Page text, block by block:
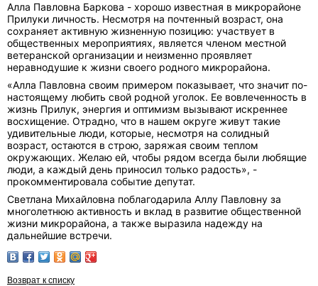
Алла Павловна Баркова - хорошо известная в микрорайоне
Прилуки личность. Несмотря на почтенный возраст, она
сохраняет активную жизненную позицию: участвует в
общественных мероприятиях, является членом местной
ветеранской организации и неизменно проявляет
неравнодушие к жизни своего родного микрорайона.
«Алла Павловна своим примером показывает, что значит по-
настоящему любить свой родной уголок. Ее вовлеченность в
жизнь Прилук, энергия и оптимизм вызывают искреннее
восхищение. Отрадно, что в нашем округе живут такие
удивительные люди, которые, несмотря на солидный
возраст, остаются в строю, заряжая своим теплом
окружающих. Желаю ей, чтобы рядом всегда были любящие
люди, а каждый день приносил только радость», -
прокомментировала событие депутат.
Светлана Михайловна поблагодарила Аллу Павловну за
многолетнюю активность и вклад в развитие общественной
жизни микрорайона, а также выразила надежду на
дальнейшие встречи.
Возврат к списку